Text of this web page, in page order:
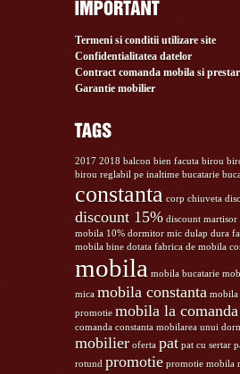
Termeni si conditii utilizare site
Confidentialitatea datelor
Contract comanda mobila si
Garantie mobilier
2017 2018 balcon bien facuta birou
birou reglabil pe inaltime bucatarie
constanta corp chiuveta
discount 15% discount martisor
mobila 10% dormitor mic dulap dura
mobila bine dotata fabrica de mobila
mobila mobila bucatarie
mica mobila constanta mobila
promotie mobila la comanda
comanda constanta mobilarea unui
mobilier oferta pat pat cu sertar
rotund promotie promotie mobila